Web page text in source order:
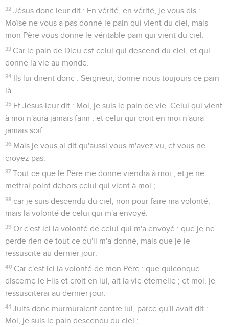
32 Jésus donc leur dit : En vérité, en vérité, je vous dis :
Moïse ne vous a pas donné le pain qui vient du ciel, mais
mon Père vous donne le véritable pain qui vient du ciel.
33 Car le pain de Dieu est celui qui descend du ciel, et qui
donne la vie au monde.
34 Ils lui dirent donc : Seigneur, donne-nous toujours ce pain-
là.
35 Et Jésus leur dit : Moi, je suis le pain de vie. Celui qui vient
à moi n'aura jamais faim ; et celui qui croit en moi n'aura
jamais soif.
36 Mais je vous ai dit qu'aussi vous m'avez vu, et vous ne
croyez pas.
37 Tout ce que le Père me donne viendra à moi ; et je ne
mettrai point dehors celui qui vient à moi ;
38 car je suis descendu du ciel, non pour faire ma volonté,
mais la volonté de celui qui m'a envoyé.
39 Or c'est ici la volonté de celui qui m'a envoyé : que je ne
perde rien de tout ce qu'il m'a donné, mais que je le
ressuscite au dernier jour.
40 Car c'est ici la volonté de mon Père : que quiconque
discerne le Fils et croit en lui, ait la vie éternelle ; et moi, je
ressusciterai au dernier jour.
41 Juifs donc murmuraient contre lui, parce qu'il avait dit :
Moi, je suis le pain descendu du ciel ;